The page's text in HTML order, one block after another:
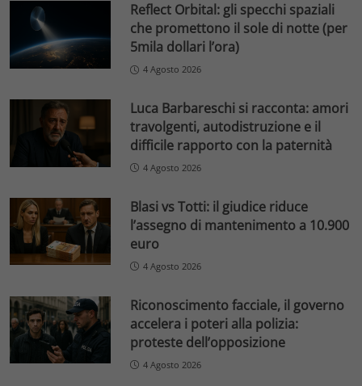
Reflect Orbital: gli specchi spaziali
che promettono il sole di notte (per
5mila dollari l’ora)
4 Agosto 2026
Luca Barbareschi si racconta: amori
travolgenti, autodistruzione e il
difficile rapporto con la paternità
4 Agosto 2026
Blasi vs Totti: il giudice riduce
l’assegno di mantenimento a 10.900
euro
4 Agosto 2026
Riconoscimento facciale, il governo
accelera i poteri alla polizia:
proteste dell’opposizione
4 Agosto 2026